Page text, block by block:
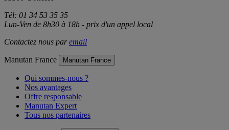
Tél: 01 34 53 35 35
Lun-Ven de 8h30 à 18h - prix d'un appel local
Contactez nous paremail
Manutan France Manutan France
Qui sommes-nous ?
Nos avantages
Offre responsable
Manutan Expert
Tous nos partenaires